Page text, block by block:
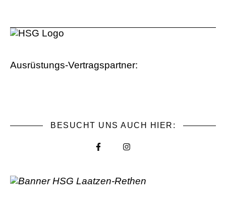
Ausrüstungs-Vertragspartner:
BESUCHT UNS AUCH HIER: